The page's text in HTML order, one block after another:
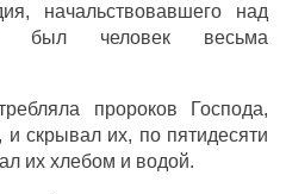
начальствовавшего над
был человек весьма
пророков Господа,
скрывал их, по пятидесяти
их хлебом и водой.